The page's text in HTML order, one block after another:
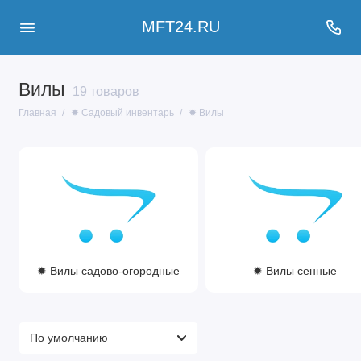
MFT24.RU
Вилы 19 товаров
Главная ✹ Садовый инвентарь ✹ Вилы
✹ Вилы садово-огородные ✹ Вилы сенные